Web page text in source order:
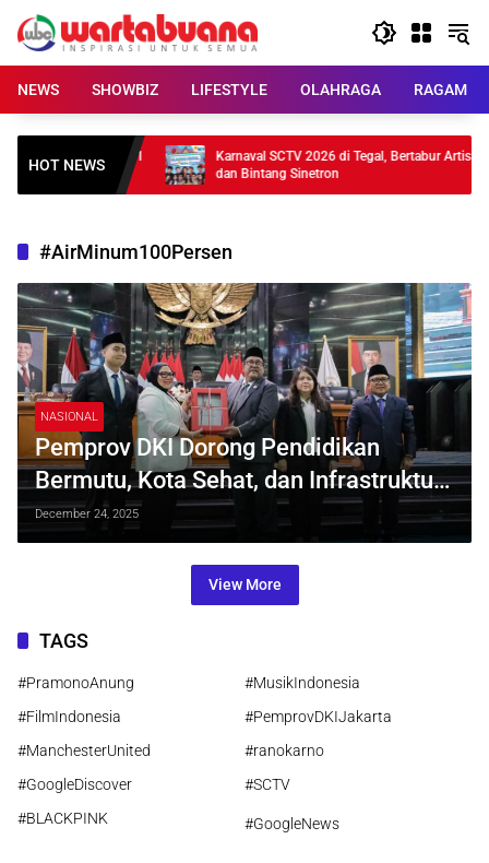
content
NEWS
SHOWBIZ LIFESTYLE OLAHRAGA RAGAM
HOT NEWS
Baterai 21
Karnaval SCTV 2026 di Tegal, Bertabur Artis
dan Bintang Sinetron
#AirMinum100Persen
NASIONAL
Pemprov DKI Dorong Pendidikan
Bermutu, Kota Sehat, dan Infrastruktur
Tertata Lewat Empat Ranperda
Strategis
December 24, 2025
View More
TAGS
#PramonoAnung
#MusikIndonesia
#FilmIndonesia
#PemprovDKIJakarta
#ManchesterUnited
#ranokarno
#GoogleDiscover
#SCTV
#BLACKPINK
#GoogleNews